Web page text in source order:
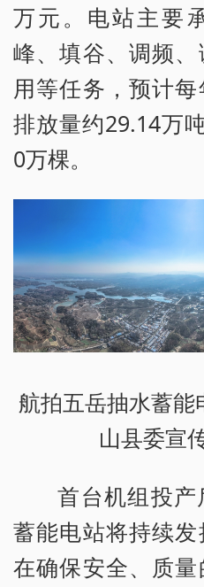
万元。电站主要
峰、填谷、调频
用等任务，预计
排放量约29.14万
0万棵。
航拍五岳抽水蓄
山县委宣
首台机组投
蓄能电站将持续发
在确保安全、质